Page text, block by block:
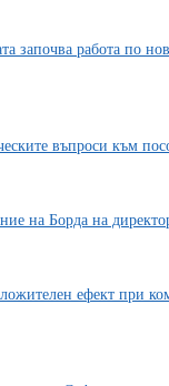
започва работа по
въпроси към
на Борда на
ефект при